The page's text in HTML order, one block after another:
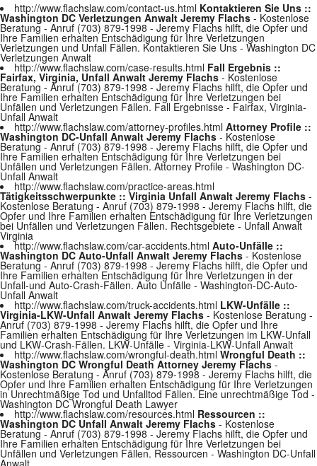
http://www.flachslaw.com/contact-us.html Kontaktieren Sie Uns ::
Washington DC Verletzungen Anwalt Jeremy Flachs - Kostenlose
Beratung - Anruf (703) 879-1998 - Jeremy Flachs hilft, die Opfer und
Ihre Familien erhalten Entschädigung für Ihre Verletzungen
Verletzungen und Unfall Fällen. Kontaktieren Sie Uns - Washington DC
Verletzungen Anwalt
http://www.flachslaw.com/case-results.html Fall Ergebnis ::
Fairfax, Virginia, Unfall Anwalt Jeremy Flachs - Kostenlose
Beratung - Anruf (703) 879-1998 - Jeremy Flachs hilft, die Opfer und
Ihre Familien erhalten Entschädigung für Ihre Verletzungen bei
Unfällen und Verletzungen Fällen. Fall Ergebnisse - Fairfax, Virginia-
Unfall Anwalt
http://www.flachslaw.com/attorney-profiles.html Attorney Profile ::
Washington DC-Unfall Anwalt Jeremy Flachs - Kostenlose
Beratung - Anruf (703) 879-1998 - Jeremy Flachs hilft, die Opfer und
Ihre Familien erhalten Entschädigung für Ihre Verletzungen bei
Unfällen und Verletzungen Fällen. Attorney Profile - Washington DC-
Unfall Anwalt
http://www.flachslaw.com/practice-areas.html
Tätigkeitsschwerpunkte :: Virginia Unfall Anwalt Jeremy Flachs -
Kostenlose Beratung - Anruf (703) 879-1998 - Jeremy Flachs hilft, die
Opfer und Ihre Familien erhalten Entschädigung für Ihre Verletzungen
bei Unfällen und Verletzungen Fällen. Rechtsgebiete - Unfall Anwalt
Virginia
http://www.flachslaw.com/car-accidents.html Auto-Unfälle ::
Washington DC Auto-Unfall Anwalt Jeremy Flachs - Kostenlose
Beratung - Anruf (703) 879-1998 - Jeremy Flachs hilft, die Opfer und
Ihre Familien erhalten Entschädigung für Ihre Verletzungen in der
Unfall-und Auto-Crash-Fällen. Auto Unfälle - Washington-DC-Auto-
Unfall Anwalt
http://www.flachslaw.com/truck-accidents.html LKW-Unfälle ::
Virginia-LKW-Unfall Anwalt Jeremy Flachs - Kostenlose Beratung -
Anruf (703) 879-1998 - Jeremy Flachs hilft, die Opfer und Ihre
Familien erhalten Entschädigung für Ihre Verletzungen im LKW-Unfall
und LKW-Crash-Fällen. LKW-Unfälle - Virginia-LKW-Unfall Anwalt
http://www.flachslaw.com/wrongful-death.html Wrongful Death ::
Washington DC Wrongful Death Attorney Jeremy Flachs -
Kostenlose Beratung - Anruf (703) 879-1998 - Jeremy Flachs hilft, die
Opfer und Ihre Familien erhalten Entschädigung für Ihre Verletzungen
in Unrechtmäßige Tod und Unfalltod Fällen. Eine unrechtmäßige Tod -
Washington DC Wrongful Death Lawyer
http://www.flachslaw.com/resources.html Ressourcen ::
Washington DC Unfall Anwalt Jeremy Flachs - Kostenlose
Beratung - Anruf (703) 879-1998 - Jeremy Flachs hilft, die Opfer und
Ihre Familien erhalten Entschädigung für Ihre Verletzungen bei
Unfällen und Verletzungen Fällen. Ressourcen - Washington DC-Unfall
Anwalt